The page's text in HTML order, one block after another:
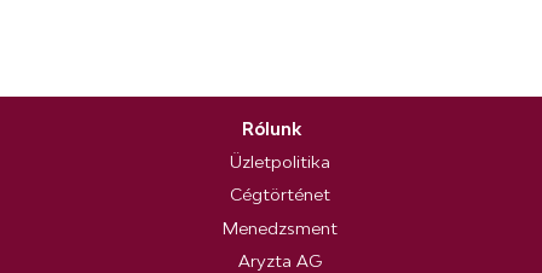
Rólunk
Üzletpolitika
Cégtörténet
Menedzsment
Aryzta AG